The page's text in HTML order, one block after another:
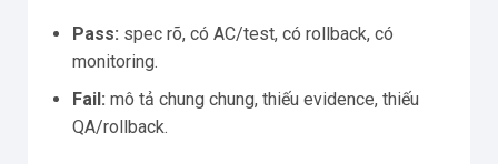
Pass: spec rõ, có AC/test, có rollback, có
monitoring.
Fail: mô tả chung chung, thiếu evidence, thiếu
QA/rollback.